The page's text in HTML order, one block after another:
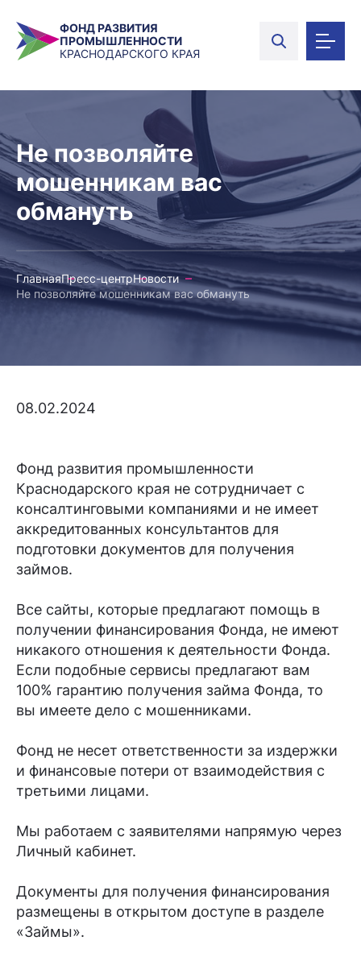
ФОНД РАЗВИТИЯ
ПРОМЫШЛЕННОСТИ
КРАСНОДАРСКОГО КРАЯ
Не позволяйте
мошенникам вас
обмануть
ГлавнаяПресс-центрНовости
Не позволяйте мошенникам вас обмануть
08.02.2024
Фонд развития промышленности
Краснодарского края не сотрудничает с
консалтинговыми компаниями и не имеет
аккредитованных консультантов для
подготовки документов для получения
займов.
Все сайты, которые предлагают помощь в
получении финансирования Фонда, не имеют
никакого отношения к деятельности Фонда.
Если подобные сервисы предлагают вам
100% гарантию получения займа Фонда, то
вы имеете дело с мошенниками.
Фонд не несет ответственности за издержки
и финансовые потери от взаимодействия с
третьими лицами.
Мы работаем с заявителями напрямую через
Личный кабинет.
Документы для получения финансирования
размещены в открытом доступе в разделе
«Займы».